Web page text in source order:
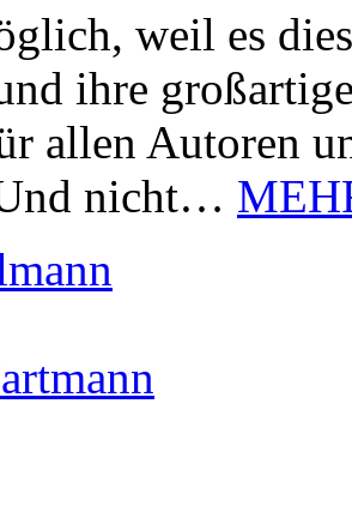
weil es
ihre
allen Autoren
nicht…